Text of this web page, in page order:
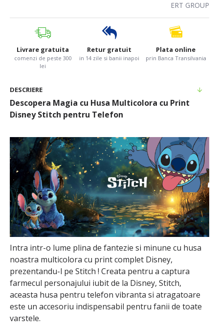
ERT GROUP
Livrare gratuita
comenzi de peste 300
lei
Retur gratuit
in 14 zile si banii inapoi
Plata online
prin Banca Transilvania
DESCRIERE
Descopera Magia cu Husa Multicolora cu Print
Disney Stitch pentru Telefon
Intra intr-o lume plina de fantezie si minune cu husa
noastra multicolora cu print complet Disney,
prezentandu-l pe Stitch ! Creata pentru a captura
farmecul personajului iubit de la Disney, Stitch,
aceasta husa pentru telefon vibranta si atragatoare
este un accesoriu indispensabil pentru fanii de toate
varstele.